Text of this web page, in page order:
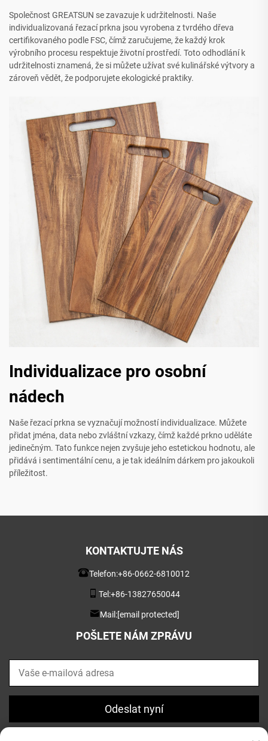
Společnost GREATSUN se zavazuje k udržitelnosti. Naše
individualizovaná řezací prkna jsou vyrobena z tvrdého dřeva
certifikovaného podle FSC, čímž zaručujeme, že každý krok
výrobního procesu respektuje životní prostředí. Toto odhodlání k
udržitelnosti znamená, že si můžete užívat své kulinářské výtvory a
zároveň vědět, že podporujete ekologické praktiky.
Individualizace pro osobní
nádech
Naše řezací prkna se vyznačují možností individualizace. Můžete
přidat jména, data nebo zvláštní vzkazy, čímž každé prkno uděláte
jedinečným. Tato funkce nejen zvyšuje jeho estetickou hodnotu, ale
přidává i sentimentální cenu, a je tak ideálním dárkem pro jakoukoli
příležitost.
KONTAKTUJTE NÁS
Telefon:+86-0662-6810012
Tel:+86-13827650044
Mail:[email protected]
POŠLETE NÁM ZPRÁVU
Odeslat nyní